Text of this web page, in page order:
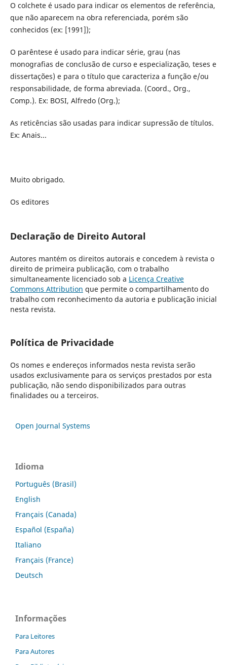
O colchete é usado para indicar os elementos de referência,
que não aparecem na obra referenciada, porém são
conhecidos (ex: [1991]);
O parêntese é usado para indicar série, grau (nas
monografias de conclusão de curso e especialização, teses e
dissertações) e para o título que caracteriza a função e/ou
responsabilidade, de forma abreviada. (Coord., Org.,
Comp.). Ex: BOSI, Alfredo (Org.);
As reticências são usadas para indicar supressão de títulos.
Ex: Anais...
Muito obrigado.
Os editores
Declaração de Direito Autoral
Autores mantém os direitos autorais e concedem à revista o
direito de primeira publicação, com o trabalho
simultaneamente licenciado sob a Licença Creative
Commons Attribution que permite o compartilhamento do
trabalho com reconhecimento da autoria e publicação inicial
nesta revista.
Política de Privacidade
Os nomes e endereços informados nesta revista serão
usados exclusivamente para os serviços prestados por esta
publicação, não sendo disponibilizados para outras
finalidades ou a terceiros.
Open Journal Systems
Idioma
Português (Brasil)
English
Français (Canada)
Español (España)
Italiano
Français (France)
Deutsch
Informações
Para Leitores
Para Autores